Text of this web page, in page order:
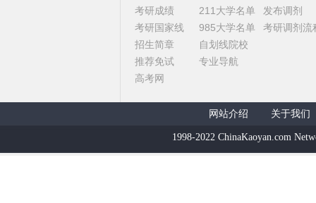
考研成绩
考研国家线
招生简章
推荐免试
高考网
211大学名单
985大学名单
自划线院校
专业导航
发布调剂
考研调剂流
网站介绍 关于我们
1998-2022 ChinaKaoyan.com